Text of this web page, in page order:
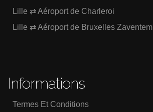
Lille ⇄ Aéroport de Charleroi
Lille ⇄ Aéroport de Bruxelles Zaventem
Informations
Termes Et Conditions